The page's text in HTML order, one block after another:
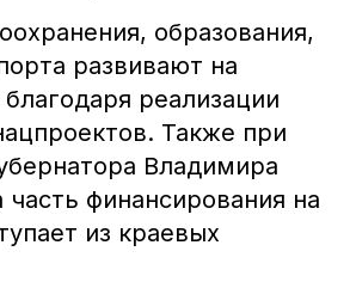
образования,
развивают на
реализации
Также при
Владимира
финансирования на
из краевых